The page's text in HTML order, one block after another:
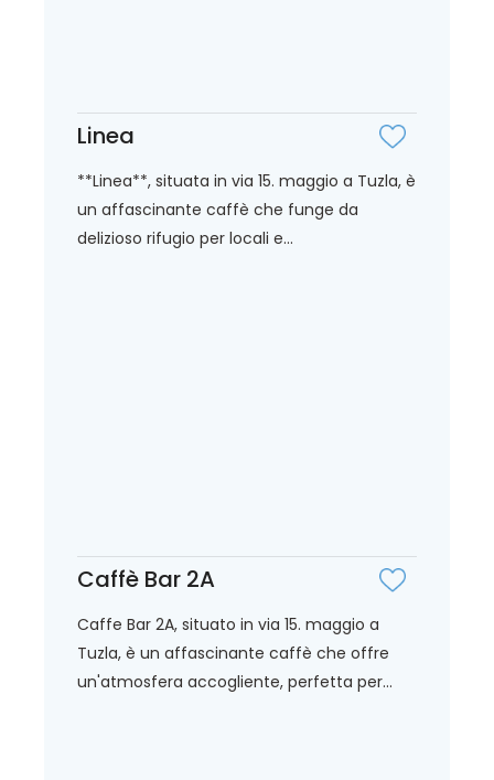
Linea
**Linea**, situata in via 15. maggio a Tuzla, è
un affascinante caffè che funge da
delizioso rifugio per locali e...
Caffè Bar 2A
Caffe Bar 2A, situato in via 15. maggio a
Tuzla, è un affascinante caffè che offre
un'atmosfera accogliente, perfetta per...